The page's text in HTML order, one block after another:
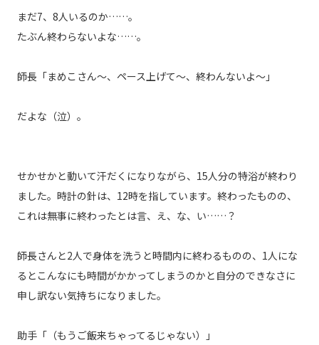
まだ7、8人いるのか……。
たぶん終わらないよな……。
師長「まめこさん〜、ペース上げて〜、終わんないよ〜」
だよな（泣）。
せかせかと動いて汗だくになりながら、15人分の特浴が終わり
ました。時計の針は、12時を指しています。終わったものの、
これは無事に終わったとは言、え、な、い……？
師長さんと2人で身体を洗うと時間内に終わるものの、1人にな
るとこんなにも時間がかかってしまうのかと自分のできなさに
申し訳ない気持ちになりました。
助手「（もうご飯来ちゃってるじゃない）」